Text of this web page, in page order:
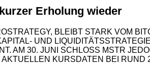
Erholung wieder
BLEIBT STARK VOM
UND
AM 30. JUNI SCHLOSS MSTR
KURSDATEN BEI RUND